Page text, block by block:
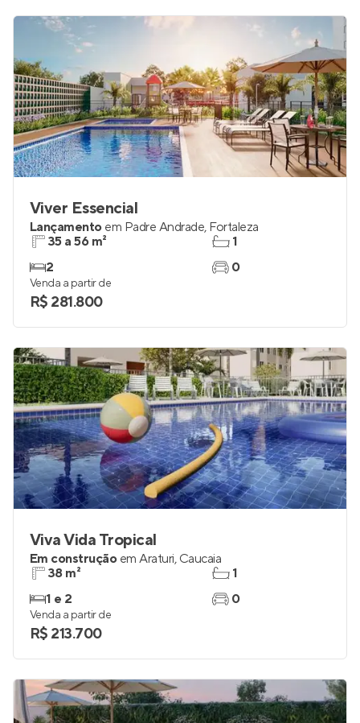
Viver Essencial
Lançamento em Padre Andrade, Fortaleza
35 a 56 m²
2
1
0
Venda a partir de
R$ 281.800
Viva Vida Tropical
Em construção em Araturi, Caucaia
38 m²
1 e 2
1
0
Venda a partir de
R$ 213.700